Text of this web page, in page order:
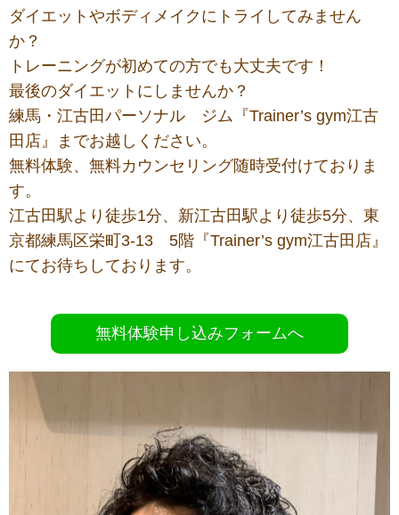
ダイエットやボディメイクにトライしてみません
か？
トレーニングが初めての方でも大丈夫です！
最後のダイエットにしませんか？
練馬・江古田パーソナル ジム『Trainer’s gym江古
田店』までお越しください。
無料体験、無料カウンセリング随時受付けておりま
す。
江古田駅より徒歩1分、新江古田駅より徒歩5分、東
京都練馬区栄町3-13 5階『Trainer’s gym江古田店』
にてお待ちしております。
無料体験申し込みフォームへ